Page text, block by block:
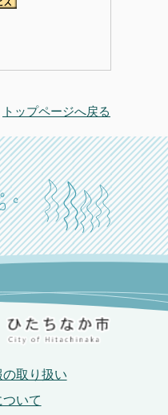
トップページへ戻る
取り扱い
いて